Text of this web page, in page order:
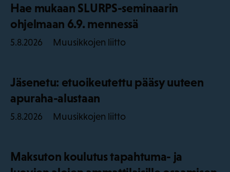
Hae mukaan SLURPS-seminaarin
ohjelmaan 6.9. mennessä
5.8.2026 Muusikkojen liitto
Jäsenetu: etuoikeutettu pääsy uuteen
apuraha-alustaan
5.8.2026 Muusikkojen liitto
Maksuton koulutus tapahtuma- ja